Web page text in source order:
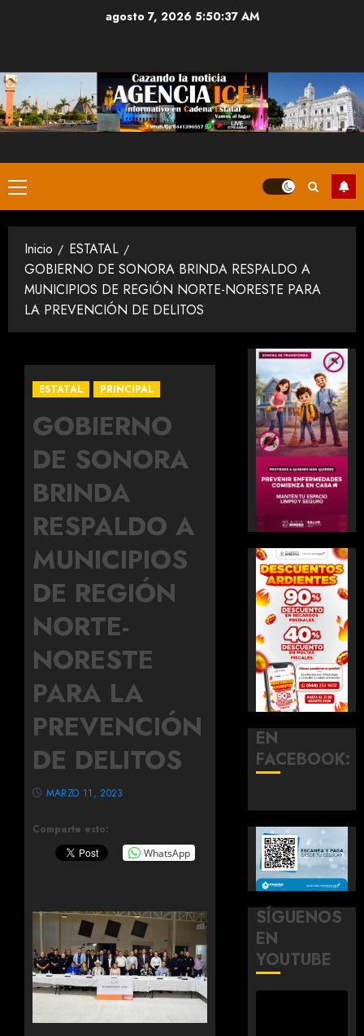
agosto 7, 2026 5:50:38 AM
Menú
principal
Inicio
ESTATAL
GOBIERNO DE SONORA BRINDA RESPALDO A
MUNICIPIOS DE REGIÓN NORTE-NORESTE PARA
LA PREVENCIÓN DE DELITOS
ESTATAL PRINCIPAL
GOBIERNO
DE SONORA
BRINDA
RESPALDO A
MUNICIPIOS
DE REGIÓN
NORTE-
NORESTE
PARA LA
PREVENCIÓN
DE DELITOS
Comparte esto:
WhatsApp
MARZO 11, 2023
EN
FACEBOOK:
SÍGUENOS
EN
YOUTUBE